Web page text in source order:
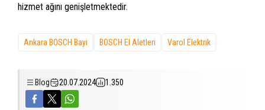
hizmet ağını genişletmektedir.
Ankara BOSCH Bayi BOSCH El Aletleri Varol Elektrik
Blog 20.07.2024 1.350